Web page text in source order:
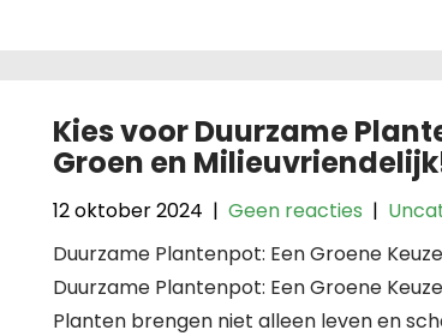
Kies voor Duurzame
Groen en
12 oktober 2024 |Geen reacties |
Duurzame Plantenpot: Een Groene
Duurzame Plantenpot: Een Groene
Planten brengen niet alleen leven en